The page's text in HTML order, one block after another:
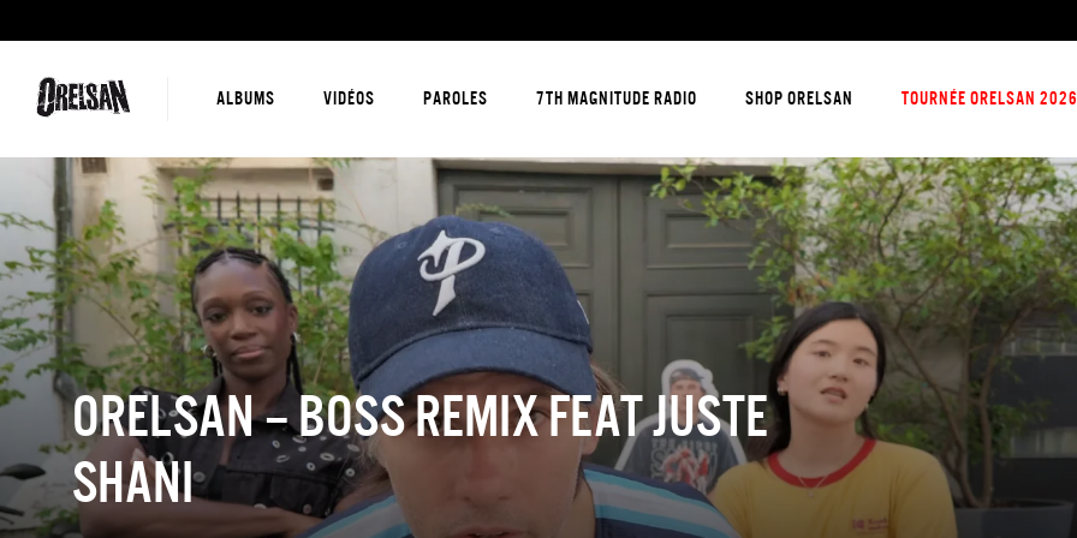
ALBUMS VIDÉOS PAROLES 7TH MAGNITUDE RADIO SHOP ORELSAN TOURNÉE ORELSAN 2026
ORELSAN – BOSS REMIX FEAT JUSTE
SHANI